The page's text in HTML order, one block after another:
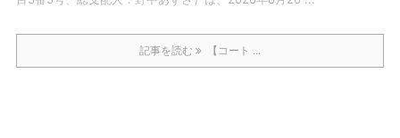
記事を読む 【コート ...